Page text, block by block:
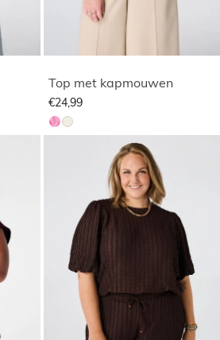
Top met kapmouwen
€24,99